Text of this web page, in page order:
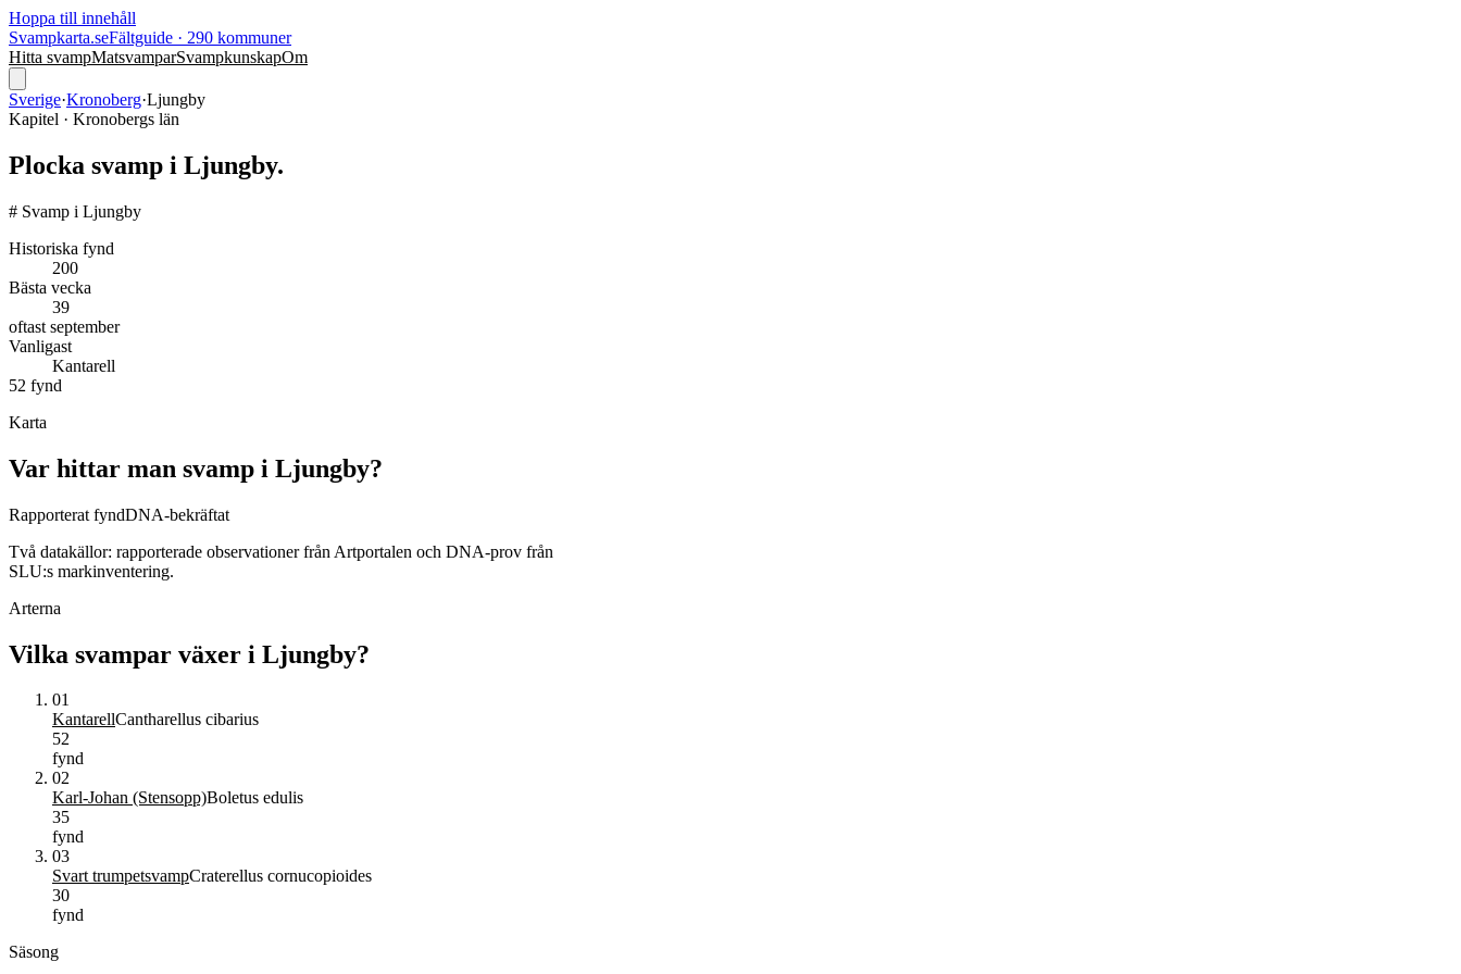
Hoppa till innehåll
Svampkarta.seFältguide · 290 kommuner
Hitta svampMatsvamparSvampkunskapOm
Sverige·Kronoberg·Ljungby
Kapitel · Kronobergs län
Plocka svamp i Ljungby.
# Svamp i Ljungby
Historiska fynd
200
Bästa vecka
39
oftast september
Vanligast
Kantarell
52 fynd
Karta
Var hittar man svamp i Ljungby?
Rapporterat fyndDNA-bekräftat
Två datakällor: rapporterade observationer från Artportalen och DNA-prov från
SLU:s markinventering.
Arterna
Vilka svampar växer i Ljungby?
01
KantarellCantharellus cibarius
52
fynd
02
Karl-Johan (Stensopp)Boletus edulis
35
fynd
03
Svart trumpetsvampCraterellus cornucopioides
30
fynd
Säsong